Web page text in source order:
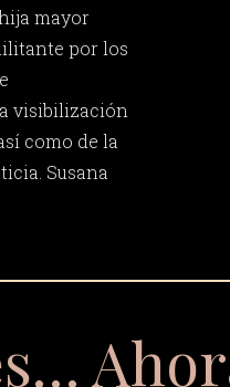
mayor
por los
visibilización
como de la
Susana